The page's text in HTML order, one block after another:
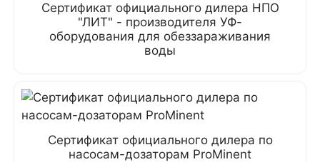
Сертификат официального дилера НПО
"ЛИТ" - производителя УФ-
оборудования для обеззараживания
воды
Сертификат официального дилера по
насосам-дозаторам ProMinent